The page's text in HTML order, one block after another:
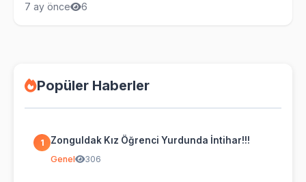
7 ay önce 6
Popüler Haberler
1 Zonguldak Kız Öğrenci Yurdunda İntihar!!!
Genel 306